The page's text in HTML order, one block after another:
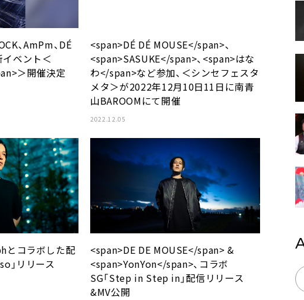
、AmPm、DÉ
イベント＜
＞開催決定
<span>DÉ DÉ MOUSE</span>、
<span>SASUKE</span>、<span>はな
わ</span>など参加、＜シンセフェスタ
メタ＞が2022年12月10日11日に南青
山BAROOMにて開催
2022.12.05
とコラボした配
」リリース
<span>DE DE MOUSE</span> &
<span>YonYon</span>、コラボ
SG「Step in Step in」配信リリース
&MV公開